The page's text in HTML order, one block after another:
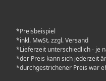
*Preisbeispiel
*inkl. MwSt. zzgl. Versand
*Lieferzeit unterschiedlich - je
*der Preis kann sich jederzeit
*durchgestrichener Preis war